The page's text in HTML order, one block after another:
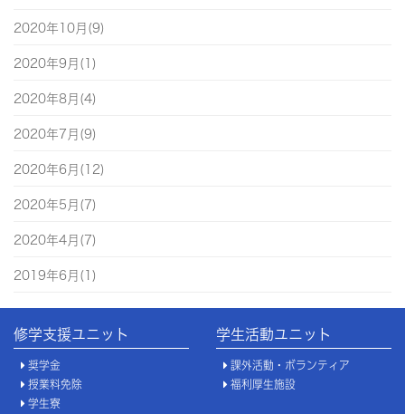
2020年10月(9)
2020年9月(1)
2020年8月(4)
2020年7月(9)
2020年6月(12)
2020年5月(7)
2020年4月(7)
2019年6月(1)
修学支援ユニット
奨学金
授業料免除
学生寮
学生活動ユニット
課外活動・ボランティア
福利厚生施設